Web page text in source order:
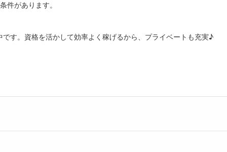
件があります。
す。資格を活かして効率よく稼げるから、プライベートも充実♪